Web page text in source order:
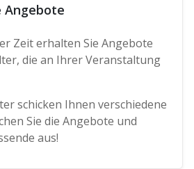
Angebote
Zeit erhalten Sie Angebote
die an Ihrer Veranstaltung
schicken Ihnen verschiedene
Sie die Angebote und
aus!